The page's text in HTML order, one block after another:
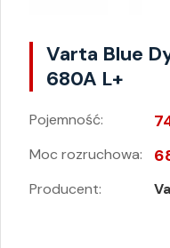
Varta Blue
680A L+
Pojemność:
Moc rozruchowa:
Producent: